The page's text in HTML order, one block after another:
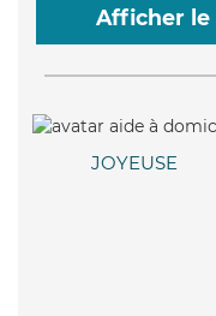
Afficher le
JOYEUSE